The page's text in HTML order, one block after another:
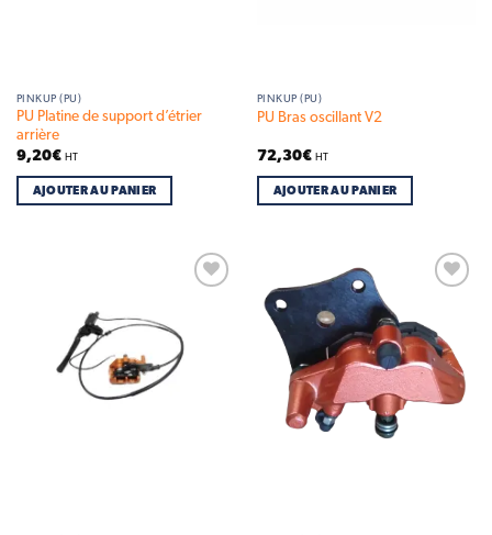
PINKUP (PU)
PU Platine de support d’étrier
arrière
9,20€ HT
AJOUTER AU PANIER
PINKUP (PU)
PU Bras oscillant V2
72,30€ HT
AJOUTER AU PANIER